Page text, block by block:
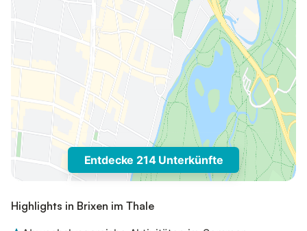
Entdecke 214 Unterkünfte
Highlights in Brixen im Thale